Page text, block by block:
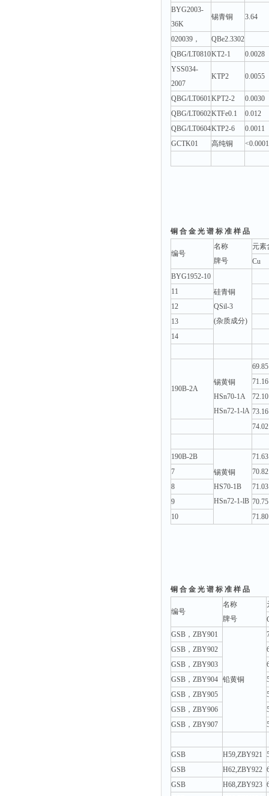
BYG2003-
36K
锡青铜 3.64
020039，
QBe2.3302
QBG/LT0810KT2-1
0.0028
YSS034-
2007
KTP2 0.0055
QBG/LT0601KPT2-2
0.0030
QBG/LT0602KTFe0.1
0.012
QBG/LT0604KTP2-6
0.0011
GCTK01
高纯铜 <0.0001
铜 合 金 光 谱 标 准 样 品
编号
名称
牌号
元素
Cu
BYG1952-10
硅青铜
QSil-3
(杂质成分)
11
12
13
14
190B-2A
锡黄铜
HSn70-1A
HSn72-1-lA
69.85
71.16
72.10
73.16
74.02
190B-2B
锡黄铜
HS70-1B
HSn72-1-lB
71.63
7
70.82
8
71.03
9
70.75
10
71.80
铜 合 金 光 谱 标 准 样 品
编号
名称
牌号
GSB，ZBY901
铅黄铜
GSB，ZBY902
GSB，ZBY903
GSB，ZBY904
GSB，ZBY905
GSB，ZBY906
GSB，ZBY907
GSB H59,ZBY921
GSB
H62,ZBY922
GSB
H68,ZBY923